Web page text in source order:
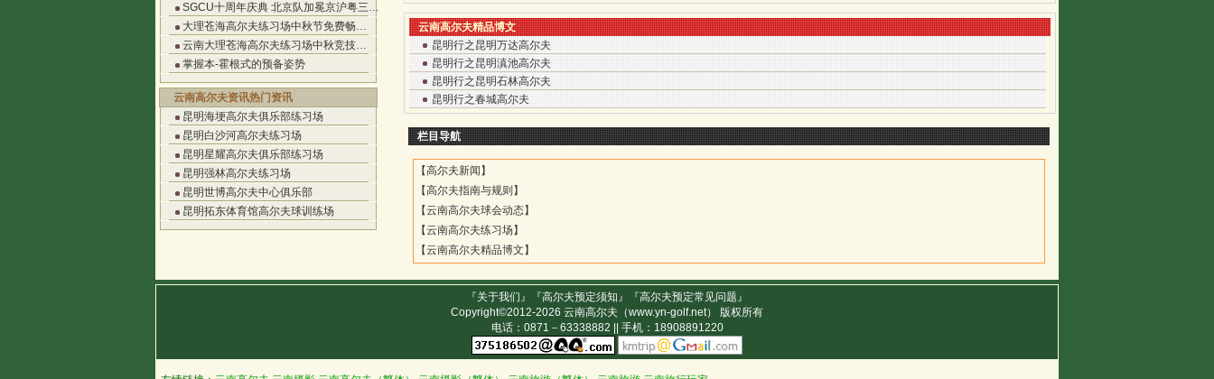
SGCU十周年庆典 北京队加冕京沪粤三…
大理苍海高尔夫练习场中秋节免费畅…
云南大理苍海高尔夫练习场中秋竞技…
掌握本-霍根式的预备姿势
云南高尔夫资讯热门资讯
昆明海埂高尔夫俱乐部练习场
昆明白沙河高尔夫练习场
昆明星耀高尔夫俱乐部练习场
昆明强林高尔夫练习场
昆明世博高尔夫中心俱乐部
昆明拓东体育馆高尔夫球训练场
云南高尔夫精品博文
昆明行之昆明万达高尔夫
昆明行之昆明滇池高尔夫
昆明行之昆明石林高尔夫
昆明行之春城高尔夫
栏目导航
【高尔夫新闻 】
【高尔夫指南与规则 】
【云南高尔夫球会动态】
【云南高尔夫练习场 】
【云南高尔夫精品博文 】
『关于我们』『高尔夫预定须知』『高尔夫预定常见问题』
Copyright©2012-2026 云南高尔夫 （www.yn-golf.net） 版权所有
电话：0871－63338882 || 手机：18908891220